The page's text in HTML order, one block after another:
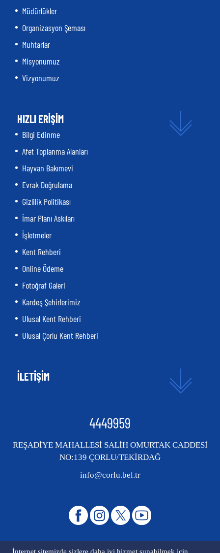
Müdürlükler
Organizasyon Şeması
Muhtarlar
Misyonumuz
Vizyonumuz
HIZLI ERİŞİM
Bilgi Edinme
Afet Toplanma Alanları
Hayvan Bakımevi
Evrak Doğrulama
Gizlilik Politikası
İmar Planı Askıları
İşletmeler
Kent Rehberi
Online Ödeme
Fotoğraf Galeri
Kardeş Şehirlerimiz
Ulusal Kent Rehberi
Ulusal Çorlu Kent Rehberi
İLETİŞİM
4449959
REŞADİYE MAHALLESİ SALİH OMURTAK CADDESİ
NO:139 ÇORLU/TEKİRDAĞ
info@corlu.bel.tr